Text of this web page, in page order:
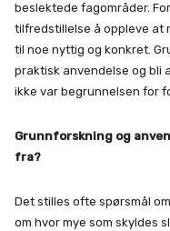
beslektede fagområder.
tilfredstillelse å oppleve at
til noe nyttig og konkret.
praktisk anvendelse og bli
ikke var begrunnelsen for
Grunnforskning og
fra?
Det stilles ofte spørsmål
om hvor mye som skyldes